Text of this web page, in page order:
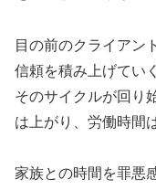
目の前のクライアン
信頼を積み上げてい
そのサイクルが回り
は上がり、労働時間
家族との時間を罪悪